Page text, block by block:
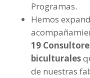
Programas.
Hemos
19
biculturales
de nuestras